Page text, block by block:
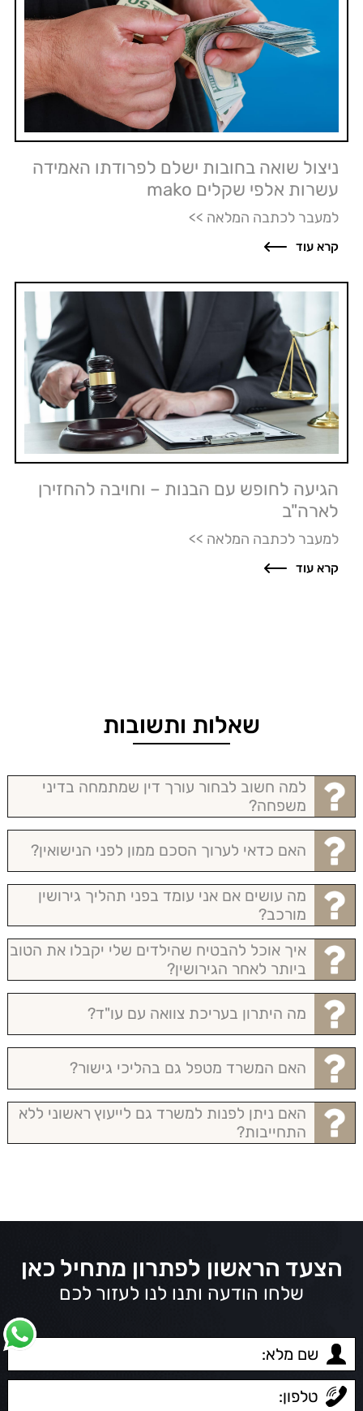
ניצול שואה בחובות ישלם לפרודתו האמידה
עשרות אלפי שקלים mako
למעבר לכתבה המלאה >>
קרא עוד
הגיעה לחופש עם הבנות – וחויבה להחזירן
לארה"ב
למעבר לכתבה המלאה >>
קרא עוד
שאלות ותשובות
למה חשוב לבחור עורך דין שמתמחה בדיני
משפחה?
האם כדאי לערוך הסכם ממון לפני הנישואין?
מה עושים אם אני עומד בפני תהליך גירושין
מורכב?
איך אוכל להבטיח שהילדים שלי יקבלו את הטוב
ביותר לאחר הגירושין?
מה היתרון בעריכת צוואה עם עו"ד?
האם המשרד מטפל גם בהליכי גישור?
האם ניתן לפנות למשרד גם לייעוץ ראשוני ללא
התחייבות?
הצעד הראשון לפתרון מתחיל כאן
שלחו הודעה ותנו לנו לעזור לכם